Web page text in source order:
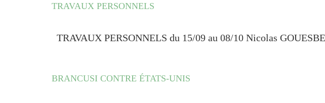
TRAVAUX PERSONNELS
TRAVAUX PERSONNELS du 15/09 au 08/10 Nicolas
BRANCUSI CONTRE ÉTATS-UNIS